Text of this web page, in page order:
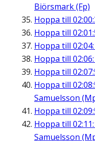
Biörsmark (Fp)
Hoppa till
Hoppa till
Hoppa till
Hoppa till
Hoppa till
Hoppa till
Samuelsson
Hoppa till
Hoppa till
Samuelsson